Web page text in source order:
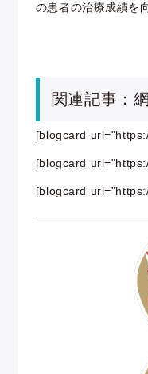
の患者の治療成績を
関連記事：
[blogcard
[blogcard
[blogcard